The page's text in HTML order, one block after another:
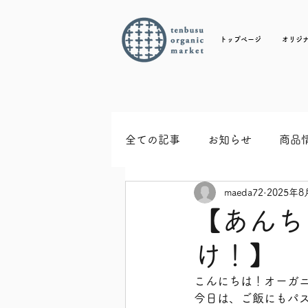
トップページ オリジ
全ての記事 お知らせ 商品
【あん
け！】
maeda72 2025年8
こんにちは！オーガ
今日は、ご飯にもパ